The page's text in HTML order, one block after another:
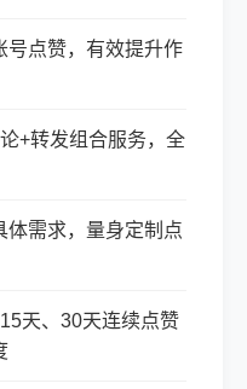
号点赞，有效提升作
+转发组合服务，全
体需求，量身定制点
天、30天连续点赞